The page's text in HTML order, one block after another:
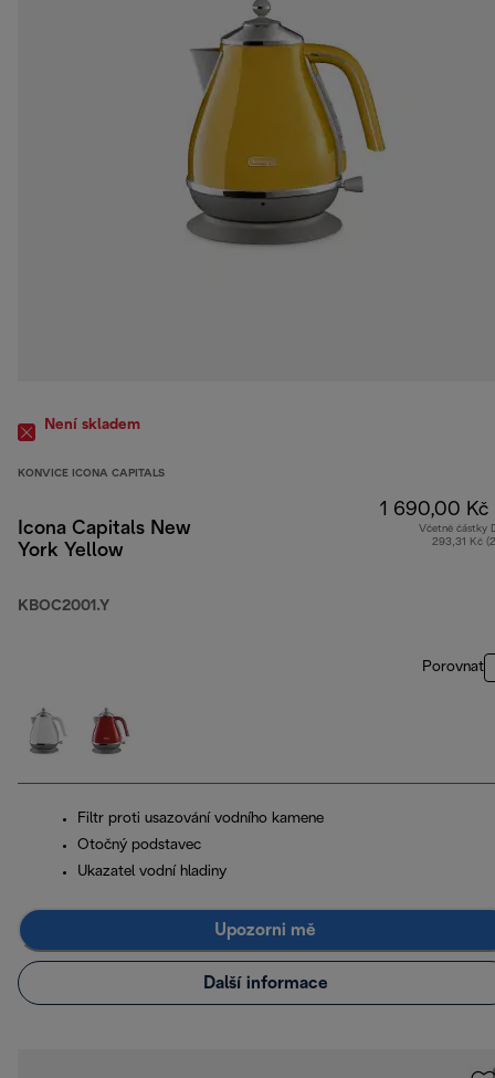
Není skladem
KONVICE ICONA CAPITALS
Icona Capitals New
York Yellow
KBOC2001.Y
1 690,00 Kč
Včetně částky
293,31 Kč
Porovnat
Filtr proti usazování vodního kamene
Otočný podstavec
Ukazatel vodní hladiny
Upozorni mě
Další informace